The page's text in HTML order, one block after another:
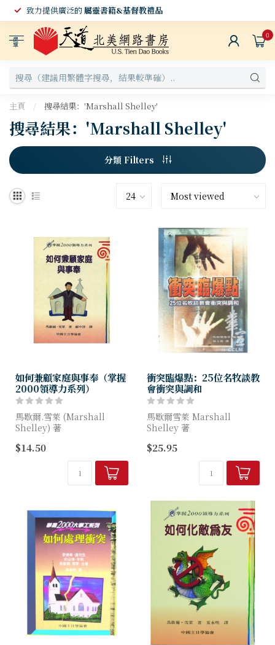
致力提供廣泛的屬靈書籍&基督教禮品
選
單
0
主頁 / 搜尋結果：'Marshall Shelley'
搜尋結果：'Marshall Shelley'
分類 Filters
如何兼顧家庭與事奉（掌握
2000領導力系列）
馬歇爾.雪萊 (Marshall
Shelley) 著
書中歸納出牧者的家庭生活其
主要的考驗有：時間的壓力、
會眾的期許、與家人建立更美
$14.50
衝突臨爆點：25位名牧談教
會衝突與調和
馬歇爾雪萊 Marshall
Shelley 著
人與人之間豈會沒有衝突？團
體中的成員真能永遠相安無
事？衝突的解決與調和是每位
領袖應當昂首面對的。這裡有
$25.95